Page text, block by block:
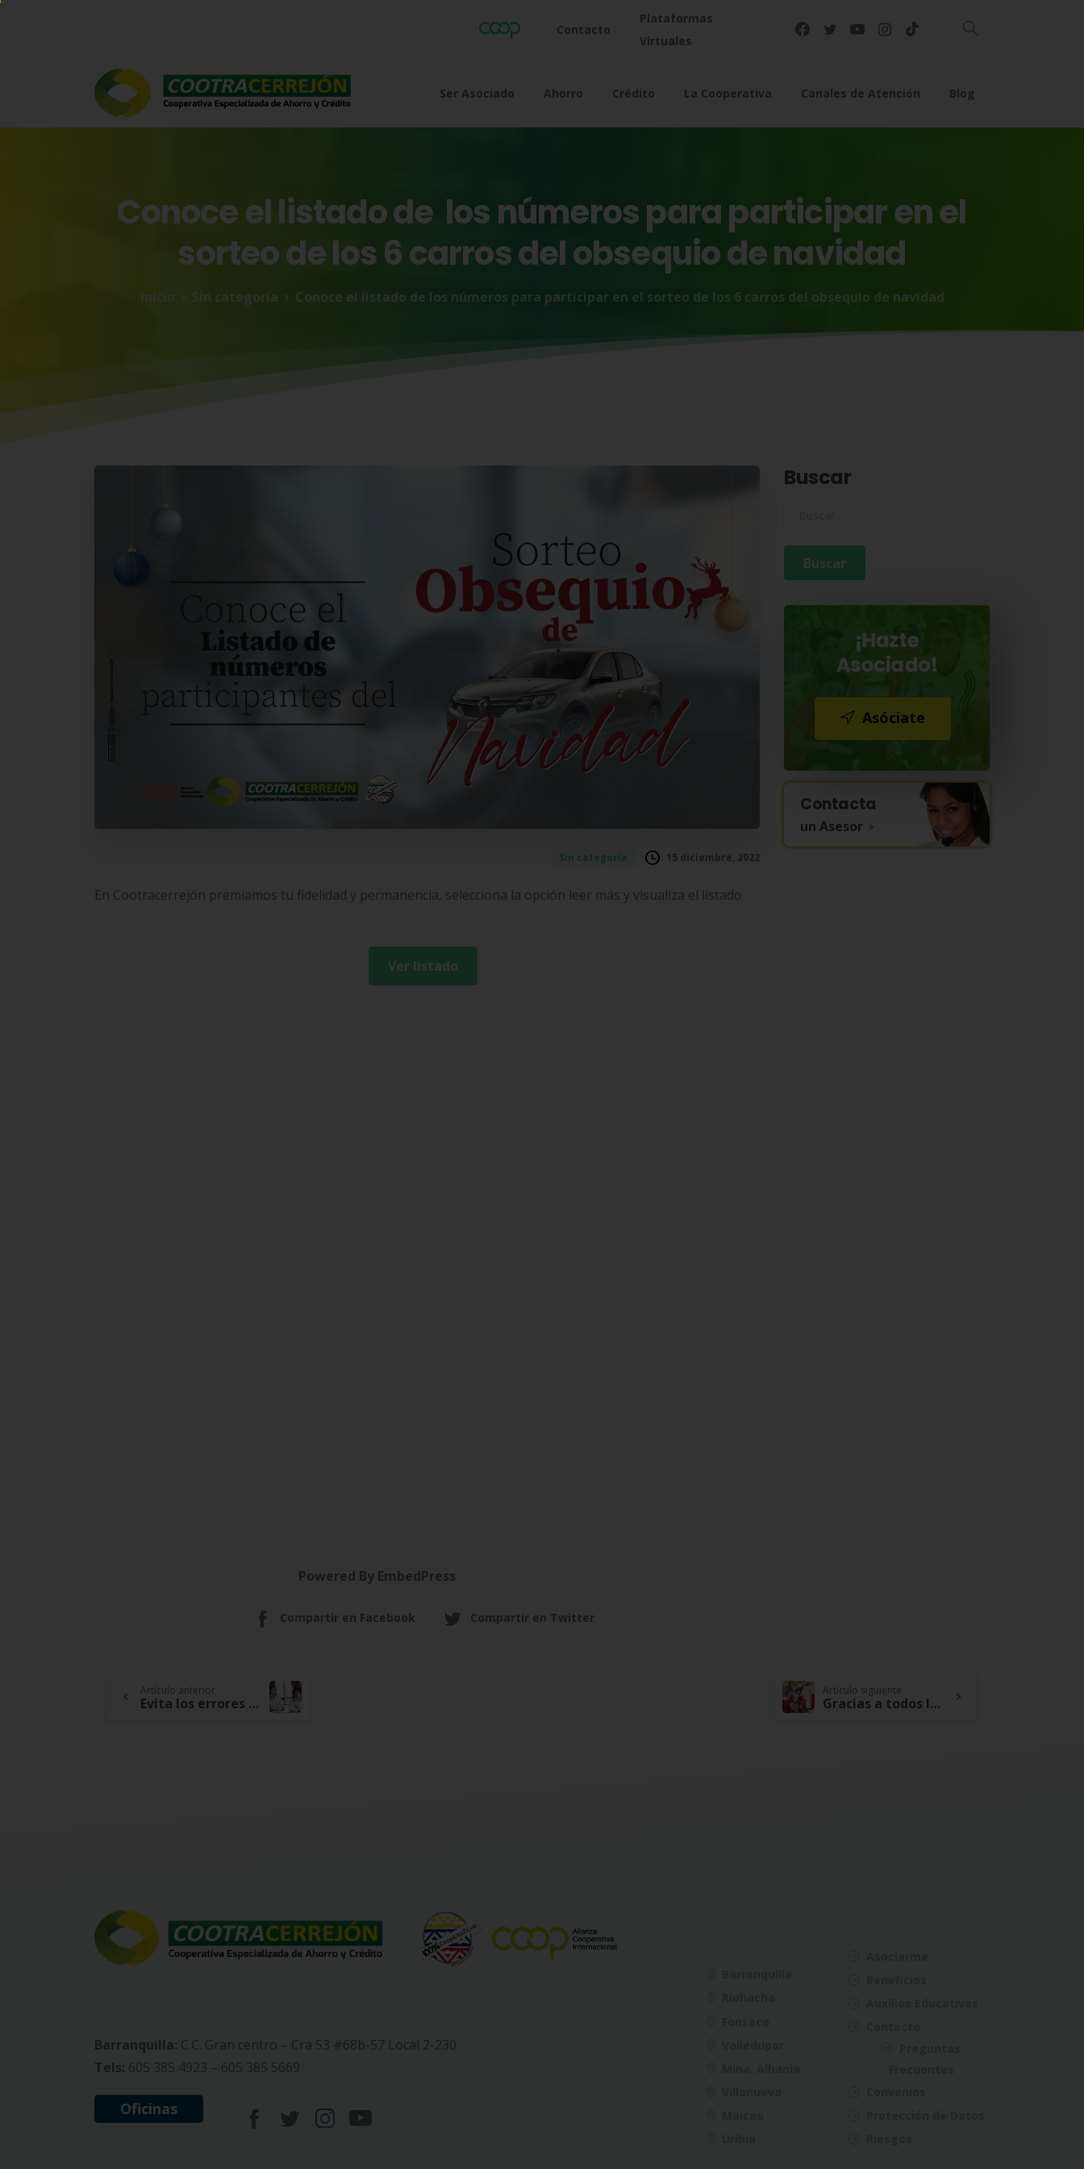
Contacto
Plataformas
Virtuales
Buscar
Ser Asociado Ahorro Crédito La Cooperativa Canales de Atención Blog
Conoceellistadode losnúmerosparaparticiparenel
sorteodelos6carrosdelobsequiodenavidad
Inicio Sin categoría Conoce el listado de los números para participar en el sorteo de los 6 carros del obsequio de navidad
Sin categoría 15 diciembre, 2022
En Cootracerrejón premiamos tu fidelidad y permanencia, selecciona la opción leer más y visualiza el listado
Ver listado
Powered By EmbedPress
Compartir en Facebook Compartir en Twitter
Buscar
¡Hazte
Asociado!
Asóciate
Contacta
un Asesor
Continue
Artículo anterior
Evita los errores más frecuentes a la hora de ahorrar
Artículo siguiente
Gracias a todos los que se sumaron a esta iniciativa, con la donación de juguetes llevamos alegría al Resguardo Indígena de Caicemapa en el departamento de La Guajira
Barranquilla: C.C. Gran centro – Cra 53 #68b-57 Local 2-230
Tels: 605 385 4923 – 605 385 5669
Oficinas